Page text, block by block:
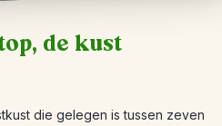
de kust
die gelegen is tussen zeven